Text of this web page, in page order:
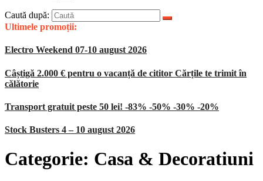
Caută după:
Ultimele promoții:
Electro Weekend 07-10 august 2026
Câștigă 2.000 € pentru o vacanță de cititor Cărțile te trimit în
călătorie
Transport gratuit peste 50 lei! -83% -50% -30% -20%
Stock Busters 4 – 10 august 2026
Categorie: Casa & Decoratiuni